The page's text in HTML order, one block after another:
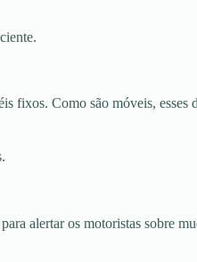
Como são móveis,
alertar os motoristas sobre